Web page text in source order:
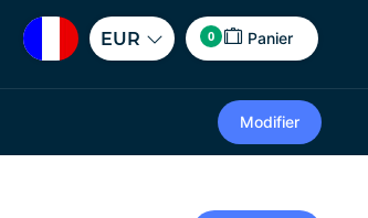
EUR 0 Panier
Modifier